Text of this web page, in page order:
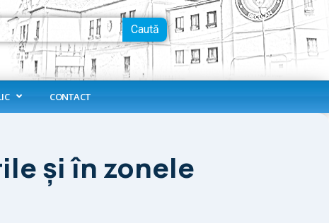
Caută
CONTACT
și în zonele